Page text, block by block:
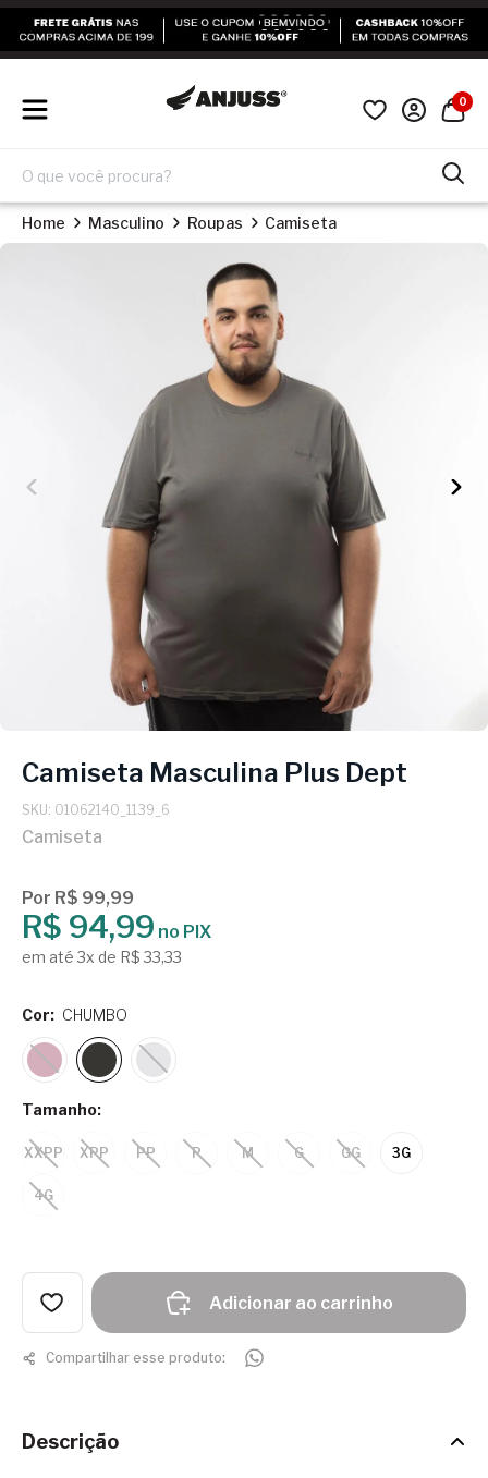
0
Home Masculino Roupas Camiseta
Camiseta Masculina Plus Dept
SKU: 01062140_1139_6
Camiseta
Por R$ 99,99
R$ 94,99 no PIX
em até 3x de R$ 33,33
Tamanho:
XXPP XPP PP P M G GG 3G
4G
Cor: CHUMBO
Adicionar ao carrinho
Compartilhar esse produto:
Descrição